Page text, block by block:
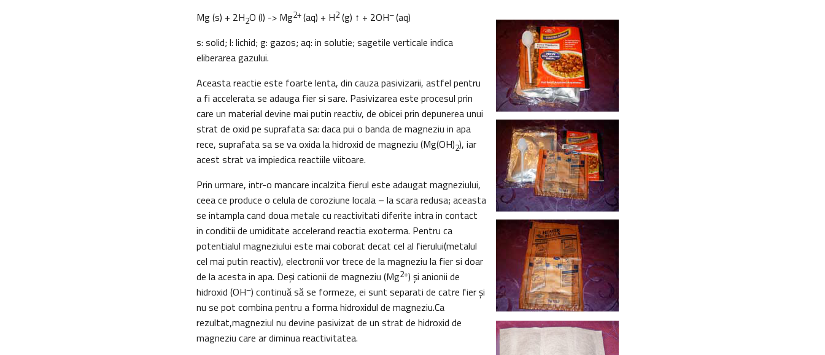
Mg (s) + 2H2O (l) -> Mg2+(aq) + H2(g) ↑ + 2OH–(aq)
s: solid; l: lichid; g: gazos; aq: in solutie; sagetile verticale indica
eliberarea gazului.
Aceasta reactie este foarte lenta, din cauza pasivizarii, astfel pentru
a fi accelerata se adauga fier si sare. Pasivizarea este procesul prin
care un material devine mai putin reactiv, de obicei prin depunerea unui
strat de oxid pe suprafata sa: daca pui o banda de magneziu in apa
rece, suprafata sa se va oxida la hidroxid de magneziu (Mg(OH)2), iar
acest strat va impiedica reactiile viitoare.
Prin urmare, intr-o mancare incalzita fierul este adaugat magneziului,
ceea ce produce o celula de coroziune locala – la scara redusa; aceasta
se intampla cand doua metale cu reactivitati diferite intra in contact
in conditii de umiditate accelerand reactia exoterma. Pentru ca
potentialul magneziului este mai coborat decat cel al fierului(metalul
cel mai putin reactiv), electronii vor trece de la magneziu la fier si doar
de la acesta in apa. Deşi cationii de magneziu (Mg2+) şi anionii de
hidroxid (OH–) continuă să se formeze, ei sunt separati de catre fier şi
nu se pot combina pentru a forma hidroxidul de magneziu.Ca
rezultat,magneziul nu devine pasivizat de un strat de hidroxid de
magneziu care ar diminua reactivitatea.